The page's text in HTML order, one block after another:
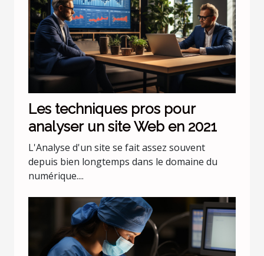
Les techniques pros pour
analyser un site Web en 2021
L'Analyse d'un site se fait assez souvent
depuis bien longtemps dans le domaine du
numérique....